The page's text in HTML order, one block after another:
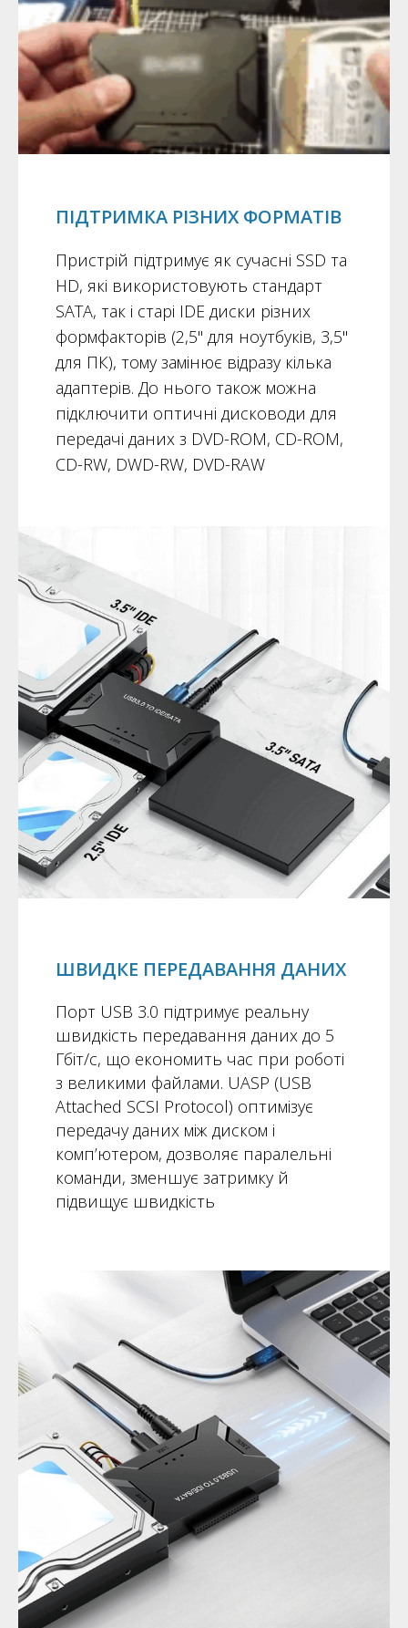
ПІДТРИМКА РІЗНИХ ФОРМАТІВ
Пристрій підтримує як сучасні SSD та
HD, які використовують стандарт
SATA, так і старі IDE диски різних
формфакторів (2,5" для ноутбуків, 3,5"
для ПК), тому замінює відразу кілька
адаптерів. До нього також можна
підключити оптичні дисководи для
передачі даних з DVD-ROM, CD-ROM,
CD-RW, DWD-RW, DVD-RAW
ШВИДКЕ ПЕРЕДАВАННЯ ДАНИХ
Порт USB 3.0 підтримує реальну
швидкість передавання даних до 5
Гбіт/с, що економить час при роботі
з великими файлами. UASP (USB
Attached SCSI Protocol) оптимізує
передачу даних між диском і
комп’ютером, дозволяє паралельні
команди, зменшує затримку й
підвищує швидкість